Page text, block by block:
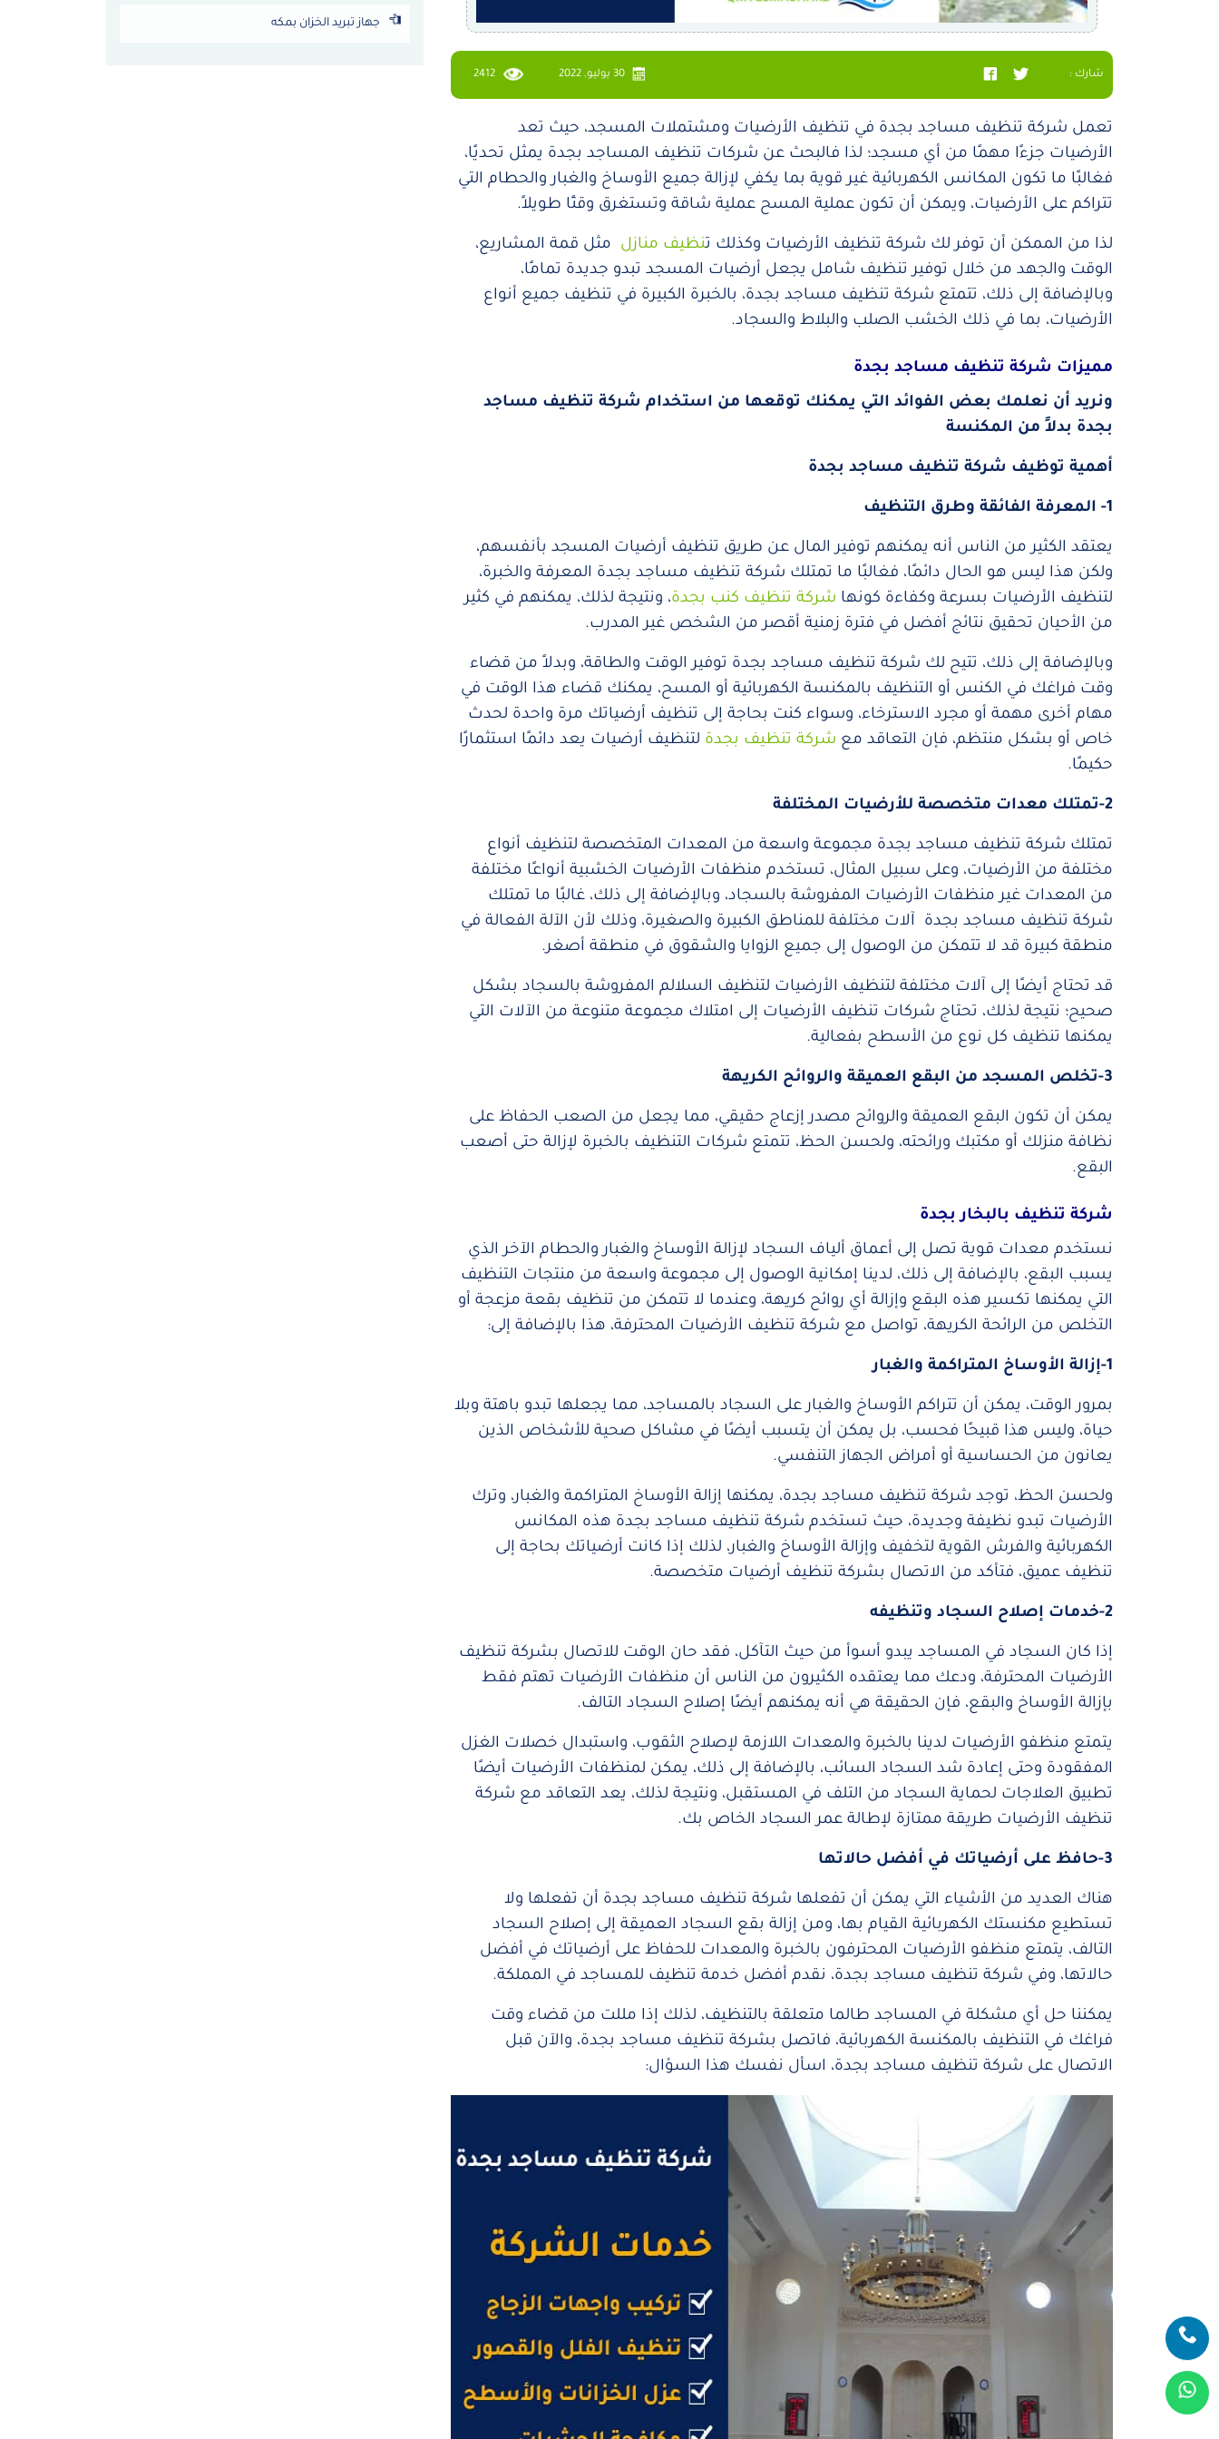
شارك : 30 يوليو, 2022 2412
تعمل شركة تنظيف مساجد بجدة في تنظيف الأرضيات ومشتملات المسجد، حيث تعد
الأرضيات جزءًا مهمًا من أي مسجد؛ لذا فالبحث عن شركات تنظيف المساجد بجدة يمثل تحديًا،
فغالبًا ما تكون المكانس الكهربائية غير قوية بما يكفي لإزالة جميع الأوساخ والغبار والحطام التي
تتراكم على الأرضيات، ويمكن أن تكون عملية المسح عملية شاقة وتستغرق وقتًا طويلاً.
لذا من الممكن أن توفر لك شركة تنظيف الأرضيات وكذلك تنظيف منازل
مثل قمة المشاريع،
الوقت والجهد من خلال توفير تنظيف شامل يجعل أرضيات المسجد تبدو جديدة تمامًا،
وبالإضافة إلى ذلك، تتمتع شركة تنظيف مساجد بجدة، بالخبرة الكبيرة في تنظيف جميع أنواع
الأرضيات، بما في ذلك الخشب الصلب والبلاط والسجاد.
مميزات شركة تنظيف مساجد بجدة
ونريد أن نعلمك بعض الفوائد التي يمكنك توقعها من استخدام شركة تنظيف مساجد
بجدة بدلاً من المكنسة
أهمية توظيف شركة تنظيف مساجد بجدة
1- المعرفة الفائقة وطرق التنظيف
يعتقد الكثير من الناس أنه يمكنهم توفير المال عن طريق تنظيف أرضيات المسجد بأنفسهم،
ولكن هذا ليس هو الحال دائمًا، فغالبًا ما تمتلك شركة تنظيف مساجد بجدة المعرفة والخبرة،
لتنظيف الأرضيات بسرعة وكفاءة كونها شركة تنظيف كنب بجدة، ونتيجة لذلك، يمكنهم في كثير
من الأحيان تحقيق نتائج أفضل في فترة زمنية أقصر من الشخص غير المدرب.
وبالإضافة إلى ذلك، تتيح لك شركة تنظيف مساجد بجدة توفير الوقت والطاقة، وبدلاً من قضاء
وقت فراغك في الكنس أو التنظيف بالمكنسة الكهربائية أو المسح، يمكنك قضاء هذا الوقت في
مهام أخرى مهمة أو مجرد الاسترخاء، وسواء كنت بحاجة إلى تنظيف أرضياتك مرة واحدة لحدث
خاص أو بشكل منتظم، فإن التعاقد مع شركة تنظيف بجدة لتنظيف أرضيات يعد دائمًا استثمارًا
حكيمًا.
2-تمتلك معدات متخصصة للأرضيات المختلفة
تمتلك شركة تنظيف مساجد بجدة مجموعة واسعة من المعدات المتخصصة لتنظيف أنواع
مختلفة من الأرضيات، وعلى سبيل المثال، تستخدم منظفات الأرضيات الخشبية أنواعًا مختلفة
من المعدات غير منظفات الأرضيات المفروشة بالسجاد، وبالإضافة إلى ذلك، غالبًا ما تمتلك
شركة تنظيف مساجد بجدة آلات مختلفة للمناطق الكبيرة والصغيرة، وذلك لأن الآلة الفعالة في
منطقة كبيرة قد لا تتمكن من الوصول إلى جميع الزوايا والشقوق في منطقة أصغر.
قد تحتاج أيضًا إلى آلات مختلفة لتنظيف الأرضيات لتنظيف السلالم المفروشة بالسجاد بشكل
صحيح؛ نتيجة لذلك، تحتاج شركات تنظيف الأرضيات إلى امتلاك مجموعة متنوعة من الآلات التي
يمكنها تنظيف كل نوع من الأسطح بفعالية.
3-تخلص المسجد من البقع العميقة والروائح الكريهة
يمكن أن تكون البقع العميقة والروائح مصدر إزعاج حقيقي، مما يجعل من الصعب الحفاظ على
نظافة منزلك أو مكتبك ورائحته، ولحسن الحظ، تتمتع شركات التنظيف بالخبرة لإزالة حتى أصعب
البقع.
شركة تنظيف بالبخار بجدة
نستخدم معدات قوية تصل إلى أعماق ألياف السجاد لإزالة الأوساخ والغبار والحطام الآخر الذي
يسبب البقع، بالإضافة إلى ذلك، لدينا إمكانية الوصول إلى مجموعة واسعة من منتجات التنظيف
التي يمكنها تكسير هذه البقع وإزالة أي روائح كريهة، وعندما لا تتمكن من تنظيف بقعة مزعجة أو
التخلص من الرائحة الكريهة، تواصل مع شركة تنظيف الأرضيات المحترفة، هذا بالإضافة إلى:
1-إزالة الأوساخ المتراكمة والغبار
بمرور الوقت، يمكن أن تتراكم الأوساخ والغبار على السجاد بالمساجد، مما يجعلها تبدو باهتة وبلا
حياة، وليس هذا قبيحًا فحسب، بل يمكن أن يتسبب أيضًا في مشاكل صحية للأشخاص الذين
يعانون من الحساسية أو أمراض الجهاز التنفسي.
ولحسن الحظ، توجد شركة تنظيف مساجد بجدة، يمكنها إزالة الأوساخ المتراكمة والغبار، وترك
الأرضيات تبدو نظيفة وجديدة، حيث تستخدم شركة تنظيف مساجد بجدة هذه المكانس
الكهربائية والفرش القوية لتخفيف وإزالة الأوساخ والغبار، لذلك إذا كانت أرضياتك بحاجة إلى
تنظيف عميق، فتأكد من الاتصال بشركة تنظيف أرضيات متخصصة.
2-خدمات إصلاح السجاد وتنظيفه
إذا كان السجاد في المساجد يبدو أسوأ من حيث التآكل، فقد حان الوقت للاتصال بشركة تنظيف
الأرضيات المحترفة، ودعك مما يعتقده الكثيرون من الناس أن منظفات الأرضيات تهتم فقط
بإزالة الأوساخ والبقع، فإن الحقيقة هي أنه يمكنهم أيضًا إصلاح السجاد التالف.
يتمتع منظفو الأرضيات لدينا بالخبرة والمعدات اللازمة لإصلاح الثقوب، واستبدال خصلات الغزل
المفقودة وحتى إعادة شد السجاد السائب، بالإضافة إلى ذلك، يمكن لمنظفات الأرضيات أيضًا
تطبيق العلاجات لحماية السجاد من التلف في المستقبل، ونتيجة لذلك، يعد التعاقد مع شركة
تنظيف الأرضيات طريقة ممتازة لإطالة عمر السجاد الخاص بك.
3-حافظ على أرضياتك في أفضل حالاتها
هناك العديد من الأشياء التي يمكن أن تفعلها شركة تنظيف مساجد بجدة أن تفعلها ولا
تستطيع مكنستك الكهربائية القيام بها، ومن إزالة بقع السجاد العميقة إلى إصلاح السجاد
التالف، يتمتع منظفو الأرضيات المحترفون بالخبرة والمعدات للحفاظ على أرضياتك في أفضل
حالاتها، وفي شركة تنظيف مساجد بجدة، نقدم أفضل خدمة تنظيف للمساجد في المملكة.
يمكننا حل أي مشكلة في المساجد طالما متعلقة بالتنظيف، لذلك إذا مللت من قضاء وقت
فراغك في التنظيف بالمكنسة الكهربائية، فاتصل بشركة تنظيف مساجد بجدة، والآن قبل
الاتصال على شركة تنظيف مساجد بجدة، اسأل نفسك هذا السؤال:
جهاز تبريد الخزان بمكه